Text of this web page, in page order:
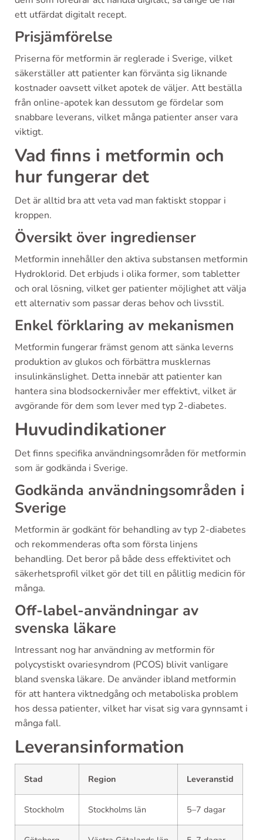
ett utfärdat digitalt recept.
Prisjämförelse
Priserna för metformin är reglerade i Sverige, vilket
säkerställer att patienter kan förvänta sig liknande
kostnader oavsett vilket apotek de väljer. Att beställa
från online-apotek kan dessutom ge fördelar som
snabbare leverans, vilket många patienter anser vara
viktigt.
Vad finns i metformin och
hur fungerar det
Det är alltid bra att veta vad man faktiskt stoppar i
kroppen.
Översikt över ingredienser
Metformin innehåller den aktiva substansen metformin
Hydroklorid. Det erbjuds i olika former, som tabletter
och oral lösning, vilket ger patienter möjlighet att välja
ett alternativ som passar deras behov och livsstil.
Enkel förklaring av mekanismen
Metformin fungerar främst genom att sänka leverns
produktion av glukos och förbättra musklernas
insulinkänslighet. Detta innebär att patienter kan
hantera sina blodsockernivåer mer effektivt, vilket är
avgörande för dem som lever med typ 2-diabetes.
Huvudindikationer
Det finns specifika användningsområden för metformin
som är godkända i Sverige.
Godkända användningsområden i
Sverige
Metformin är godkänt för behandling av typ 2-diabetes
och rekommenderas ofta som första linjens
behandling. Det beror på både dess effektivitet och
säkerhetsprofil vilket gör det till en pålitlig medicin för
många.
Off-label-användningar av
svenska läkare
Intressant nog har användning av metformin för
polycystiskt ovariesyndrom (PCOS) blivit vanligare
bland svenska läkare. De använder ibland metformin
för att hantera viktnedgång och metaboliska problem
hos dessa patienter, vilket har visat sig vara gynnsamt i
många fall.
Leveransinformation
Stad Region Leveranstid
Stockholm Stockholms län 5–7 dagar